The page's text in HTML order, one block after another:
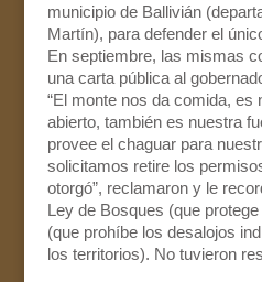
municipio de Ballivián
Martín), para defender el
En septiembre, las mismas
una carta pública al
“El monte nos da comida, es
abierto, también es nuestra
provee el chaguar para
solicitamos retire los
otorgó”, reclamaron y le
Ley de Bosques (que
(que prohíbe los desalojos
los territorios). No tuvieron